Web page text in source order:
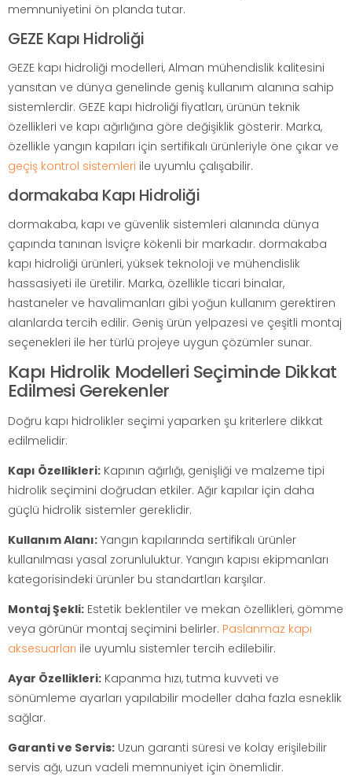
memnuniyetini ön planda tutar.
GEZE Kapı Hidroliği
GEZE kapı hidroliği modelleri, Alman mühendislik kalitesini
yansıtan ve dünya genelinde geniş kullanım alanına sahip
sistemlerdir. GEZE kapı hidroliği fiyatları, ürünün teknik
özellikleri ve kapı ağırlığına göre değişiklik gösterir. Marka,
özellikle yangın kapıları için sertifikalı ürünleriyle öne çıkar ve
geçiş kontrol sistemleri ile uyumlu çalışabilir.
dormakaba Kapı Hidroliği
dormakaba, kapı ve güvenlik sistemleri alanında dünya
çapında tanınan İsviçre kökenli bir markadır. dormakaba
kapı hidroliği ürünleri, yüksek teknoloji ve mühendislik
hassasiyeti ile üretilir. Marka, özellikle ticari binalar,
hastaneler ve havalimanları gibi yoğun kullanım gerektiren
alanlarda tercih edilir. Geniş ürün yelpazesi ve çeşitli montaj
seçenekleri ile her türlü projeye uygun çözümler sunar.
Kapı Hidrolik Modelleri Seçiminde Dikkat
Edilmesi Gerekenler
Doğru kapı hidrolikler seçimi yaparken şu kriterlere dikkat
edilmelidir:
Kapı Özellikleri: Kapının ağırlığı, genişliği ve malzeme tipi
hidrolik seçimini doğrudan etkiler. Ağır kapılar için daha
güçlü hidrolik sistemler gereklidir.
Kullanım Alanı: Yangın kapılarında sertifikalı ürünler
kullanılması yasal zorunluluktur. Yangın kapısı ekipmanları
kategorisindeki ürünler bu standartları karşılar.
Montaj Şekli: Estetik beklentiler ve mekan özellikleri, gömme
veya görünür montaj seçimini belirler. Paslanmaz kapı
aksesuarları ile uyumlu sistemler tercih edilebilir.
Ayar Özellikleri: Kapanma hızı, tutma kuvveti ve
sönümleme ayarları yapılabilir modeller daha fazla esneklik
sağlar.
Garanti ve Servis: Uzun garanti süresi ve kolay erişilebilir
servis ağı, uzun vadeli memnuniyet için önemlidir.